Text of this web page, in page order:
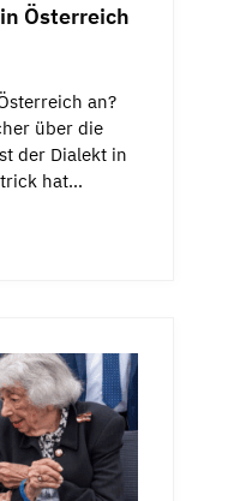
Österreich
an?
über die
der Dialekt in
hat…